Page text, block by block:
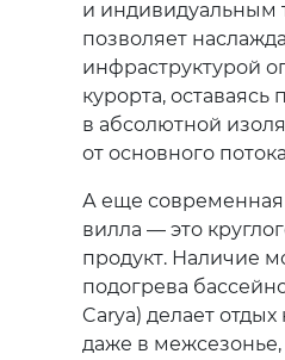
и индивидуальным
позволяет
инфраструктурой
курорта, оставаясь
в абсолютной
от основного
А еще современная
вилла — это
продукт. Наличие
подогрева
Carya) делает
даже в